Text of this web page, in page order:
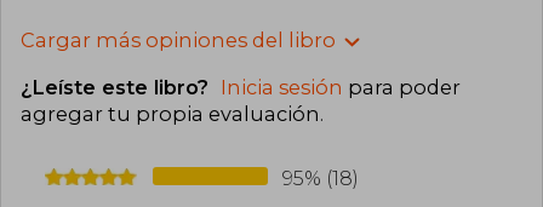
Cargar más opiniones del libro
¿Leíste este libro? Inicia sesión para poder
agregar tu propia evaluación.
95% (18)